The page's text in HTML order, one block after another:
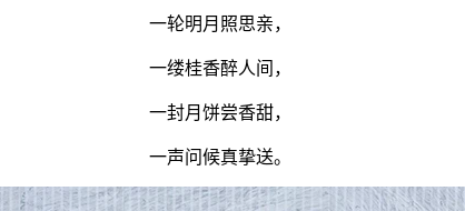
一轮明月照思亲，
一缕桂香醉人间，
一封月饼尝香甜，
一声问候真挚送。